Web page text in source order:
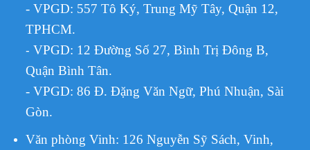
- VPGD: 557 Tô Ký, Trung Mỹ Tây, Quận 12,
TPHCM.
- VPGD: 12 Đường Số 27, Bình Trị Đông B,
Quận Bình Tân.
- VPGD: 86 Đ. Đặng Văn Ngữ, Phú Nhuận, Sài
Gòn.
Văn phòng Vinh: 126 Nguyễn Sỹ Sách, Vinh,